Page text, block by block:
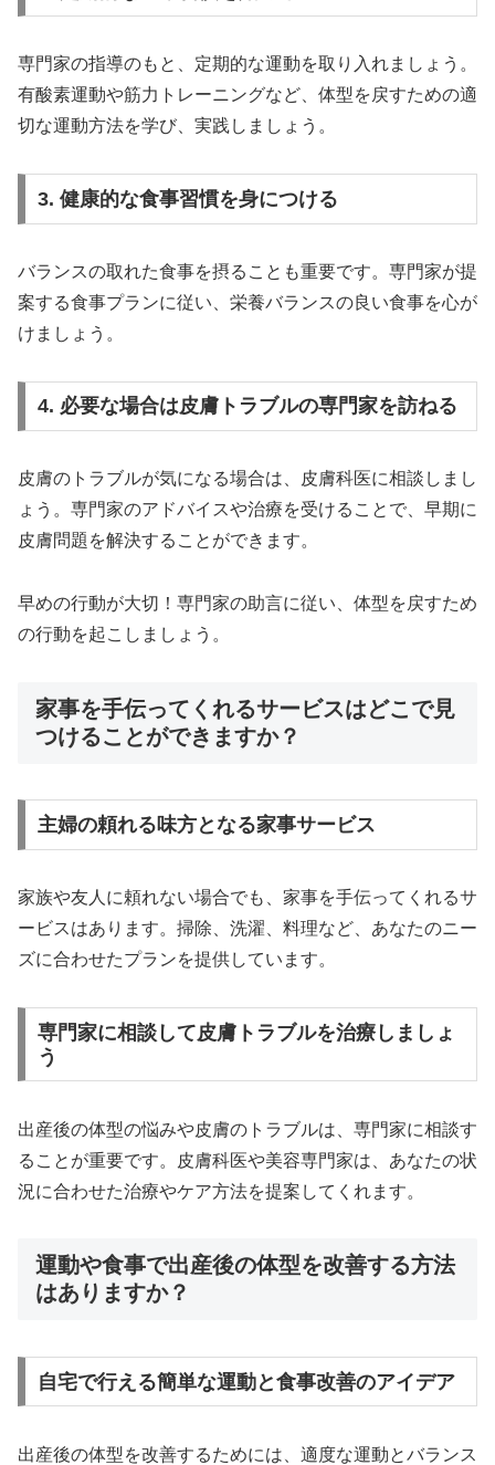
専門家の指導のもと、定期的な運動を取り入れましょう。
有酸素運動や筋力トレーニングなど、体型を戻すための適
切な運動方法を学び、実践しましょう。
3. 健康的な食事習慣を身につける
バランスの取れた食事を摂ることも重要です。専門家が提
案する食事プランに従い、栄養バランスの良い食事を心が
けましょう。
4. 必要な場合は皮膚トラブルの専門家を訪ねる
皮膚のトラブルが気になる場合は、皮膚科医に相談しまし
ょう。専門家のアドバイスや治療を受けることで、早期に
皮膚問題を解決することができます。
早めの行動が大切！専門家の助言に従い、体型を戻すため
の行動を起こしましょう。
家事を手伝ってくれるサービスはどこで見
つけることができますか？
主婦の頼れる味方となる家事サービス
家族や友人に頼れない場合でも、家事を手伝ってくれるサ
ービスはあります。掃除、洗濯、料理など、あなたのニー
ズに合わせたプランを提供しています。
専門家に相談して皮膚トラブルを治療しましょ
う
出産後の体型の悩みや皮膚のトラブルは、専門家に相談す
ることが重要です。皮膚科医や美容専門家は、あなたの状
況に合わせた治療やケア方法を提案してくれます。
運動や食事で出産後の体型を改善する方法
はありますか？
自宅で行える簡単な運動と食事改善のアイデア
出産後の体型を改善するためには、適度な運動とバランス